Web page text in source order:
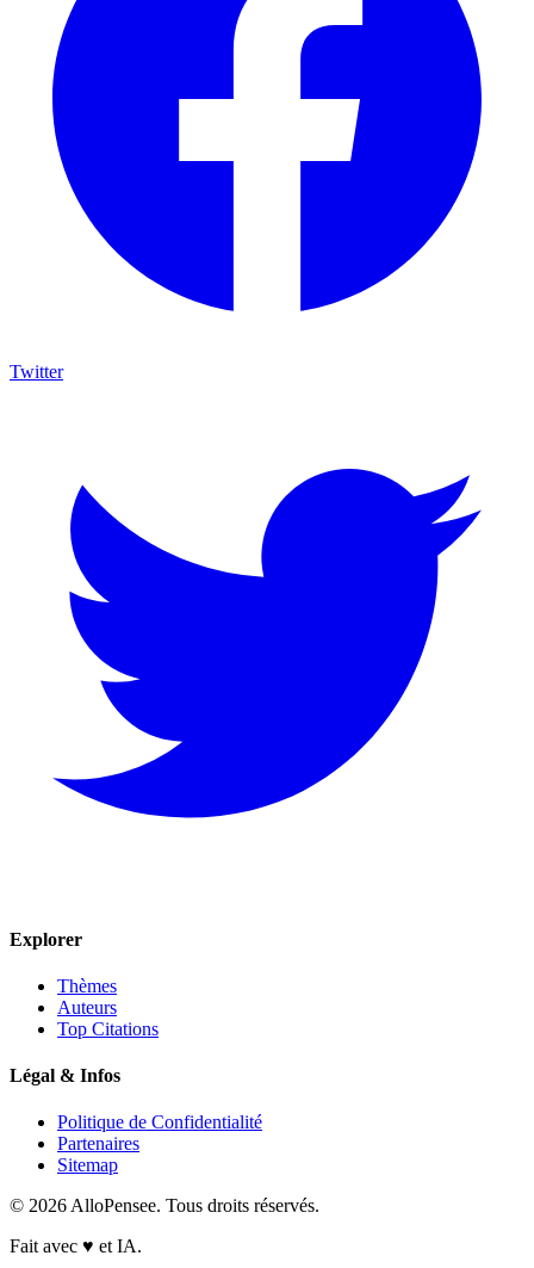
Twitter
Explorer
Thèmes
Auteurs
Top Citations
Légal & Infos
Politique de Confidentialité
Partenaires
Sitemap
© 2026 AlloPensee. Tous droits réservés.
Fait avec ♥ et IA.